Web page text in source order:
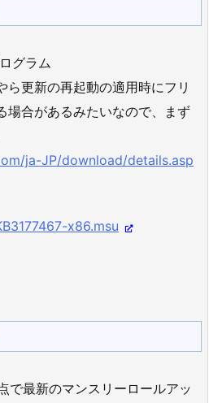
グラム
ら更新の再起動の適用時にフリ
場合があるみたいなので、まず
ja-JP/download/details.asp
x86.msu
で最新のマンスリーロールアッ